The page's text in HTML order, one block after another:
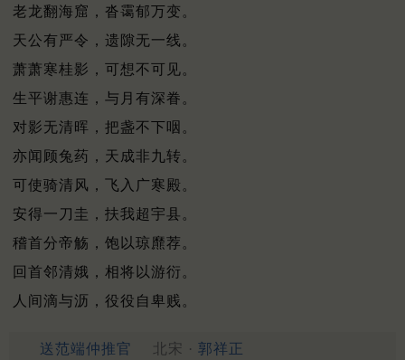
老龙翻海窟，沓霭郁万变。
天公有严令，遗隙无一线。
萧萧寒桂影，可想不可见。
生平谢惠连，与月有深眷。
对影无清晖，把盏不下咽。
亦闻顾兔药，天成非九转。
可使骑清风，飞入广寒殿。
安得一刀圭，扶我超宇县。
稽首分帝觞，饱以琼爢荐。
回首邻清娥，相将以游衍。
人间滴与沥，役役自卑贱。
送范端仲推官 北宋 · 郭祥正